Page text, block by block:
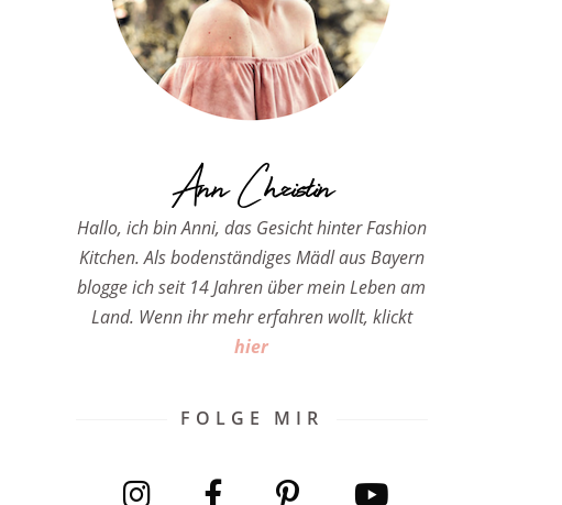
Ann Christin
Hallo, ich bin Anni, das Gesicht hinter Fashion
Kitchen. Als bodenständiges Mädl aus Bayern
blogge ich seit 14 Jahren über mein Leben am
Land. Wenn ihr mehr erfahren wollt, klickt
hier
FOLGE MIR